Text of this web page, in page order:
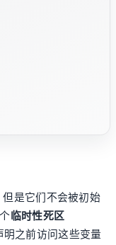
是它们不会被初始
临时性死区
明之前访问这些变量